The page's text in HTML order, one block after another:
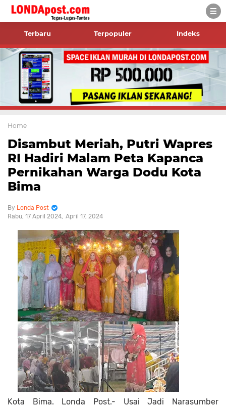
Terbaru Terpopuler Indeks
Home
Disambut Meriah, Putri Wapres
RI Hadiri Malam Peta Kapanca
Pernikahan Warga Dodu Kota
Bima
Londa Post
Rabu, 17 April 2024 April 17, 2024
Kota Bima. Londa Post.- Usai Jadi Narasumber